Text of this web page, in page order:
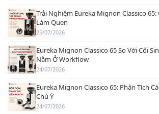
Trải Nghiệm Eureka Mignon Classico 65:
Làm Quen
25/07/2026
Eureka Mignon Classico 65 So Với Cối
Nằm Ở Workflow
24/07/2026
Eureka Mignon Classico 65: Phân Tích
Chú Ý
24/07/2026